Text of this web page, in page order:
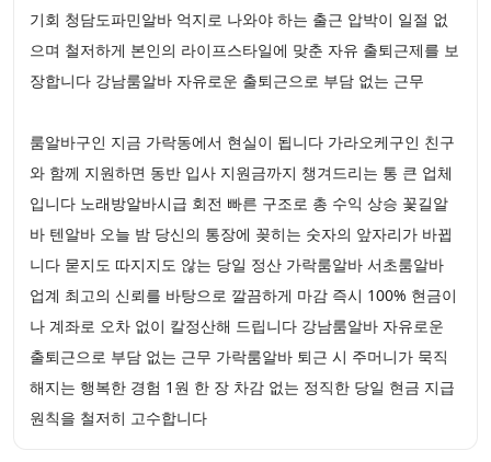
기회 청담도파민알바 억지로 나와야 하는 출근 압박이 일절 없
으며 철저하게 본인의 라이프스타일에 맞춘 자유 출퇴근제를 보
장합니다 강남룸알바 자유로운 출퇴근으로 부담 없는 근무
룸알바구인 지금 가락동에서 현실이 됩니다 가라오케구인 친구
와 함께 지원하면 동반 입사 지원금까지 챙겨드리는 통 큰 업체
입니다 노래방알바시급 회전 빠른 구조로 총 수익 상승 꽃길알
바 텐알바 오늘 밤 당신의 통장에 꽂히는 숫자의 앞자리가 바뀝
니다 묻지도 따지지도 않는 당일 정산 가락룸알바 서초룸알바
업계 최고의 신뢰를 바탕으로 깔끔하게 마감 즉시 100% 현금이
나 계좌로 오차 없이 칼정산해 드립니다 강남룸알바 자유로운
출퇴근으로 부담 없는 근무 가락룸알바 퇴근 시 주머니가 묵직
해지는 행복한 경험 1원 한 장 차감 없는 정직한 당일 현금 지급
원칙을 철저히 고수합니다